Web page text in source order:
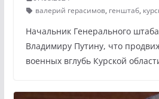
валерий герасимов, генштаб,
Начальник Генерального
Владимиру Путину, что
военных вглубь Курской